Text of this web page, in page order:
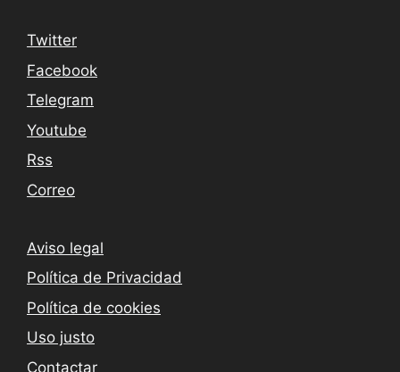
Twitter
Facebook
Telegram
Youtube
Rss
Correo
Aviso legal
Política de Privacidad
Política de cookies
Uso justo
Contactar